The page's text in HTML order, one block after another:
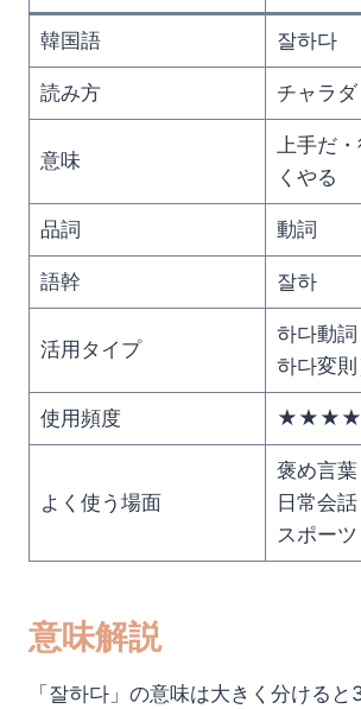
韓国語 잘하다
読み方 チャラダ
意味
上手だ
くやる
品詞 動詞
語幹 잘하
活用タイプ
하다動詞
하다変則
使用頻度
よく使う場面
褒め言葉
日常会
スポー
意味解説
「잘하다」の意味は大きく分ける